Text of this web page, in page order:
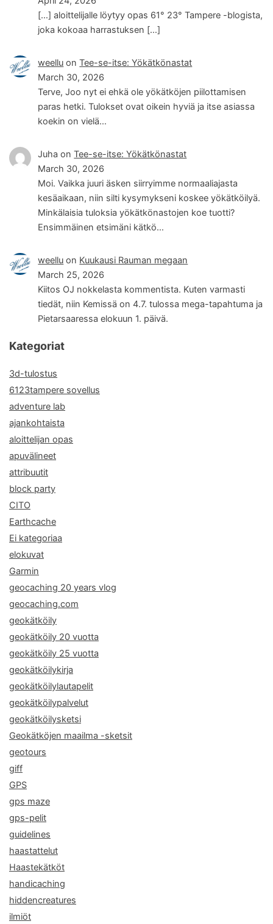
[…] aloittelijalle löytyy opas 61° 23° Tampere -blogista,
joka kokoaa harrastuksen […]
weellu onTee-se-itse: Yökätkönastat
March 30, 2026
Terve, Joo nyt ei ehkä ole yökätköjen piilottamisen
paras hetki. Tulokset ovat oikein hyviä ja itse asiassa
koekin on vielä…
Juha onTee-se-itse: Yökätkönastat
March 30, 2026
Moi. Vaikka juuri äsken siirryimme normaaliajasta
kesäaikaan, niin silti kysymykseni koskee yökätköilyä.
Minkälaisia tuloksia yökätkönastojen koe tuotti?
Ensimmäinen etsimäni kätkö…
weellu on Kuukausi Rauman megaan
March 25, 2026
Kiitos OJ nokkelasta kommentista. Kuten varmasti
tiedät, niin Kemissä on 4.7. tulossa mega-tapahtuma ja
Pietarsaaressa elokuun 1. päivä.
Kategoriat
3d-tulostus
6123tampere sovellus
adventure lab
ajankohtaista
aloittelijan opas
apuvälineet
attribuutit
block party
CITO
Earthcache
Ei kategoriaa
elokuvat
Garmin
geocaching 20 years vlog
geocaching.com
geokätköily
geokätköily 20 vuotta
geokätköily 25 vuotta
geokätköilykirja
geokätköilylautapelit
geokätköilypalvelut
geokätköilysketsi
Geokätköjen maailma -sketsit
geotours
giff
GPS
gps maze
gps-pelit
guidelines
haastattelut
Haastekätköt
handicaching
hiddencreatures
ilmiöt